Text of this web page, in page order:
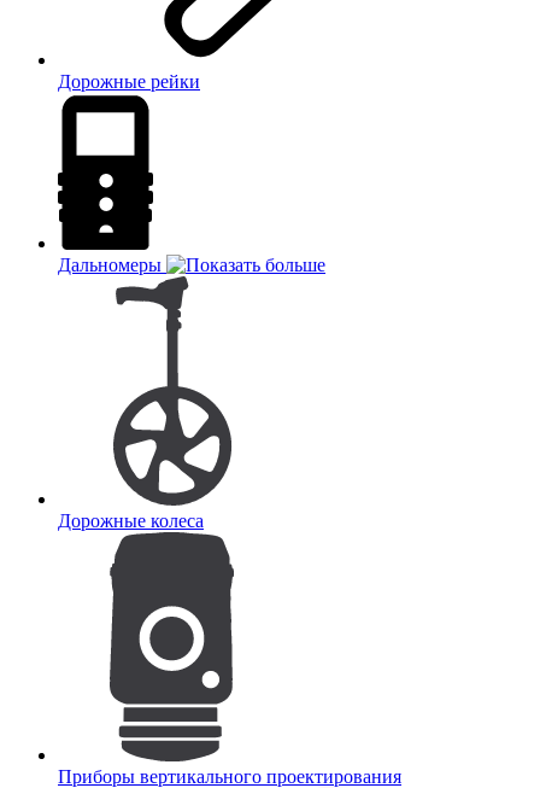
Дорожные рейки
Дальномеры
Дорожные колеса
Приборы вертикального проектирования